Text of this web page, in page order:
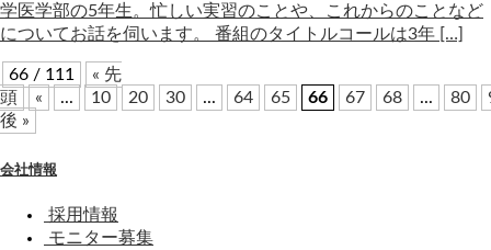
学医学部の5年生。忙しい実習のことや、これからのことなど
についてお話を伺います。 番組のタイトルコールは3年 […]
66 / 111
« 先
頭
« ... 10 20 30 ... 64 65 66 67 68 ... 80
後 »
会社情報
採用情報
モニター募集